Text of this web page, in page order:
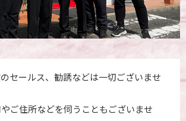
セールス、勧誘などは一切ございませ
ご住所などを伺うこともございませ